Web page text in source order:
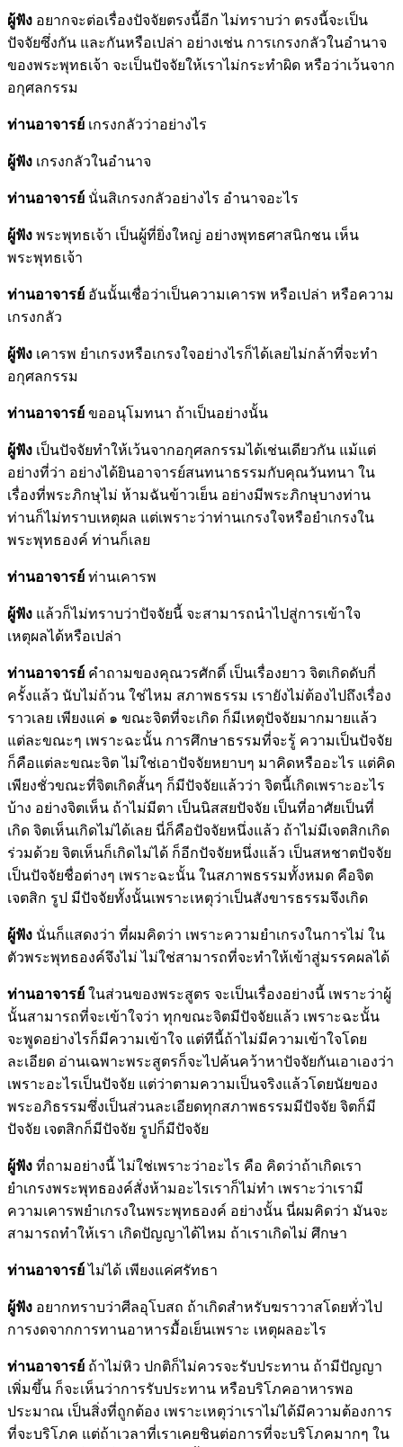
ผู้ฟัง อยากจะต่อเรื่องปัจจัยตรงนี้อีก ไม่ทราบว่า ตรงนี้จะเป็น
ปัจจัยซึ่งกัน และกันหรือเปล่า อย่างเช่น การเกรงกลัวในอำนาจ
ของพระพุทธเจ้า จะเป็นปัจจัยให้เราไม่กระทำผิด หรือว่าเว้นจาก
อกุศลกรรม
ท่านอาจารย์ เกรงกลัวว่าอย่างไร
ผู้ฟัง เกรงกลัวในอำนาจ
ท่านอาจารย์ นั่นสิเกรงกลัวอย่างไร อำนาจอะไร
ผู้ฟัง พระพุทธเจ้า เป็นผู้ที่ยิ่งใหญ่ อย่างพุทธศาสนิกชน เห็น
พระพุทธเจ้า
ท่านอาจารย์ อันนั้นเชื่อว่าเป็นความเคารพ หรือเปล่า หรือความ
เกรงกลัว
ผู้ฟัง เคารพ ยำเกรงหรือเกรงใจอย่างไรก็ได้เลยไม่กล้าที่จะทำ
อกุศลกรรม
ท่านอาจารย์ ขออนุโมทนา ถ้าเป็นอย่างนั้น
ผู้ฟัง เป็นปัจจัยทำให้เว้นจากอกุศลกรรมได้เช่นเดียวกัน แม้แต่
อย่างที่ว่า อย่างได้ยินอาจารย์สนทนาธรรมกับคุณวันทนา ใน
เรื่องที่พระภิกษุไม่ ห้ามฉันข้าวเย็น อย่างมีพระภิกษุบางท่าน
ท่านก็ไม่ทราบเหตุผล แต่เพราะว่าท่านเกรงใจหรือยำเกรงใน
พระพุทธองค์ ท่านก็เลย
ท่านอาจารย์ ท่านเคารพ
ผู้ฟัง แล้วก็ไม่ทราบว่าปัจจัยนี้ จะสามารถนำไปสู่การเข้าใจ
เหตุผลได้หรือเปล่า
ท่านอาจารย์ คำถามของคุณวรศักดิ์ เป็นเรื่องยาว จิตเกิดดับกี่
ครั้งแล้ว นับไม่ถ้วน ใช่ไหม สภาพธรรม เรายังไม่ต้องไปถึงเรื่อง
ราวเลย เพียงแค่ ๑ ขณะจิตที่จะเกิด ก็มีเหตุปัจจัยมากมายแล้ว
แต่ละขณะๆ เพราะฉะนั้น การศึกษาธรรมที่จะรู้ ความเป็นปัจจัย
ก็คือแต่ละขณะจิต ไม่ใช่เอาปัจจัยหยาบๆ มาคิดหรืออะไร แต่คิด
เพียงชั่วขณะที่จิตเกิดสั้นๆ ก็มีปัจจัยแล้วว่า จิตนี้เกิดเพราะอะไร
บ้าง อย่างจิตเห็น ถ้าไม่มีตา เป็นนิสสยปัจจัย เป็นที่อาศัยเป็นที่
เกิด จิตเห็นเกิดไม่ได้เลย นี่ก็คือปัจจัยหนึ่งแล้ว ถ้าไม่มีเจตสิกเกิด
ร่วมด้วย จิตเห็นก็เกิดไม่ได้ ก็อีกปัจจัยหนึ่งแล้ว เป็นสหชาตปัจจัย
เป็นปัจจัยชื่อต่างๆ เพราะฉะนั้น ในสภาพธรรมทั้งหมด คือจิต
เจตสิก รูป มีปัจจัยทั้งนั้นเพราะเหตุว่าเป็นสังขารธรรมจึงเกิด
ผู้ฟัง นั่นก็แสดงว่า ที่ผมคิดว่า เพราะความยำเกรงในการไม่ ใน
ตัวพระพุทธองค์จึงไม่ ไม่ใช่สามารถที่จะทำให้เข้าสู่มรรคผลได้
ท่านอาจารย์ ในส่วนของพระสูตร จะเป็นเรื่องอย่างนี้ เพราะว่าผู้
นั้นสามารถที่จะเข้าใจว่า ทุกขณะจิตมีปัจจัยแล้ว เพราะฉะนั้น
จะพูดอย่างไรก็มีความเข้าใจ แต่ทีนี้ถ้าไม่มีความเข้าใจโดย
ละเอียด อ่านเฉพาะพระสูตรก็จะไปค้นคว้าหาปัจจัยกันเอาเองว่า
เพราะอะไรเป็นปัจจัย แต่ว่าตามความเป็นจริงแล้วโดยนัยของ
พระอภิธรรมซึ่งเป็นส่วนละเอียดทุกสภาพธรรมมีปัจจัย จิตก็มี
ปัจจัย เจตสิกก็มีปัจจัย รูปก็มีปัจจัย
ผู้ฟัง ที่ถามอย่างนี้ ไม่ใช่เพราะว่าอะไร คือ คิดว่าถ้าเกิดเรา
ยำเกรงพระพุทธองค์สั่งห้ามอะไรเราก็ไม่ทำ เพราะว่าเรามี
ความเคารพยำเกรงในพระพุทธองค์ อย่างนั้น นี่ผมคิดว่า มันจะ
สามารถทำให้เรา เกิดปัญญาได้ไหม ถ้าเราเกิดไม่ ศึกษา
ท่านอาจารย์ไม่ได้ เพียงแค่ศรัทธา
ผู้ฟัง อยากทราบว่าศีลอุโบสถ ถ้าเกิดสำหรับฆราวาสโดยทั่วไป
การงดจากการทานอาหารมื้อเย็นเพราะ เหตุผลอะไร
ท่านอาจารย์ ถ้าไม่หิว ปกติก็ไม่ควรจะรับประทาน ถ้ามีปัญญา
เพิ่มขึ้น ก็จะเห็นว่าการรับประทาน หรือบริโภคอาหารพอ
ประมาณ เป็นสิ่งที่ถูกต้อง เพราะเหตุว่าเราไม่ได้มีความต้องการ
ที่จะบริโภค แต่ถ้าเวลาที่เราเคยชินต่อการที่จะบริโภคมากๆ ใน